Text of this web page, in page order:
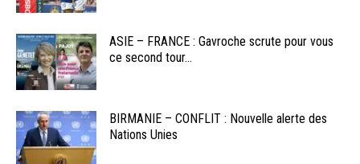
ASIE – FRANCE : Gavroche scrute pour vous
ce second tour...
BIRMANIE – CONFLIT : Nouvelle alerte des
Nations Unies